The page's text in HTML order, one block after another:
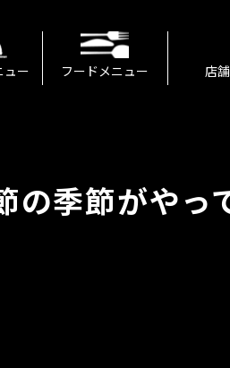
ュー フードメニュー 店
季節がやっ